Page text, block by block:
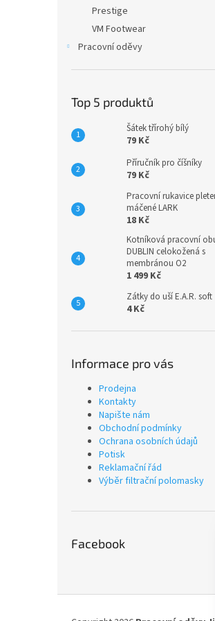
Prestige
VM Footwear
Pracovní oděvy
Top 5 produktů
Šátek třírohý bílý
79 Kč
Příručník pro číšníky
79 Kč
Pracovní rukavice
máčené LARK
18 Kč
Kotníková pracovní
DUBLIN celokožená s
membránou O2
1 499 Kč
Zátky do uší E.A.R. soft
4 Kč
Informace pro vás
Prodejna
Kontakty
Napište nám
Obchodní podmínky
Ochrana osobních údajů
Potisk
Reklamační řád
Výběr filtrační polomasky
Facebook